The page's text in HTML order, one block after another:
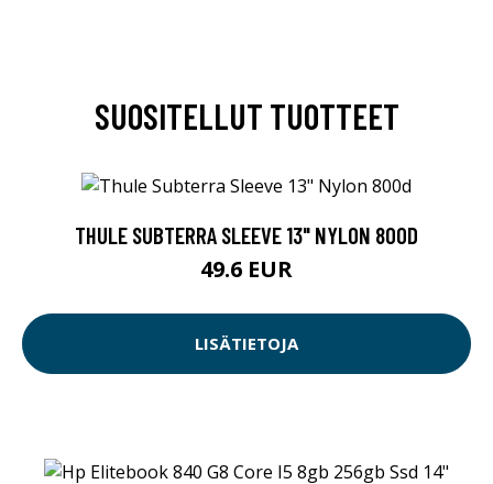
SUOSITELLUT TUOTTEET
THULE SUBTERRA SLEEVE 13" NYLON 800D
49.6 EUR
LISÄTIETOJA